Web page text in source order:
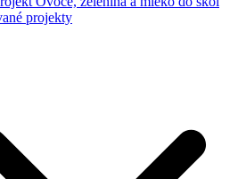
projekty